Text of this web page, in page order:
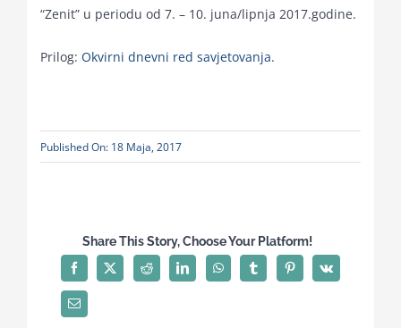
Novosti
Search
“Zenit” u periodu od 7. – 10. juna/lipnja 2017.godine.
Prilog: Okvirni dnevni red savjetovanja.
Published On: 18 Maja, 2017
Share This Story, Choose Your Platform!